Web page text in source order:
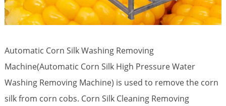
Automatic Corn Silk Washing Removing
Machine(Automatic Corn Silk High Pressure Water
Washing Removing Machine) is used to remove the corn
silk from corn cobs. Corn Silk Cleaning Removing